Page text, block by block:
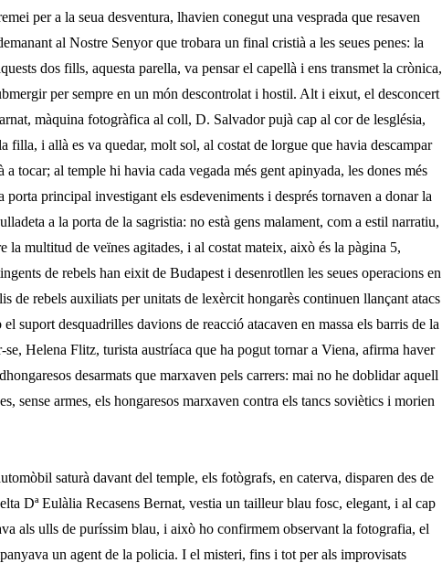
per a la seua desventura, lhavien conegut una vesprada que resaven
al Nostre Senyor que trobara un final cristià a les seues penes: la
dos fills, aquesta parella, va pensar el capellà i ens transmet la crònica,
per sempre en un món descontrolat i hostil. Alt i eixut, el descon­cert
màquina fotogràfica al coll, D. Salvador pujà cap al cor de lesglésia,
filla, i allà es va quedar, molt sol, al costat de lorgue que havia descampar
a tocar; al temple hi havia cada vegada més gent apinyada, les dones més
porta principal investigant els esdeveniments i després torna­ven a donar la
a la porta de la sagristia: no està gens malament, com a estil narratiu,
la multitud de veïnes agitades, i al costat mateix, això és la pàgina 5,
de rebels han eixit de Budapest i desenrotllen les seues operacions en
de rebels auxiliats per unitats de lexèrcit hongarès continuen llançant atacs
suport desquadrilles davions de reacció atacaven en massa els barris de la
Helena Flitz, turista austríaca que ha pogut tornar a Viena, afirma haver
desarmats que marxaven pels carrers: mai no he doblidar aquell
sense armes, els hongaresos marxaven contra els tancs soviètics i morien
saturà davant del temple, els fotò­grafs, en caterva, disparen des de
Dª Eulàlia Recasens Bernat, vestia un tailleur blau fosc, elegant, i al cap
als ulls de puríssim blau, i això ho confirmem observant la fotografia, el
un agent de la policia. I el misteri, fins i tot per als improvisats